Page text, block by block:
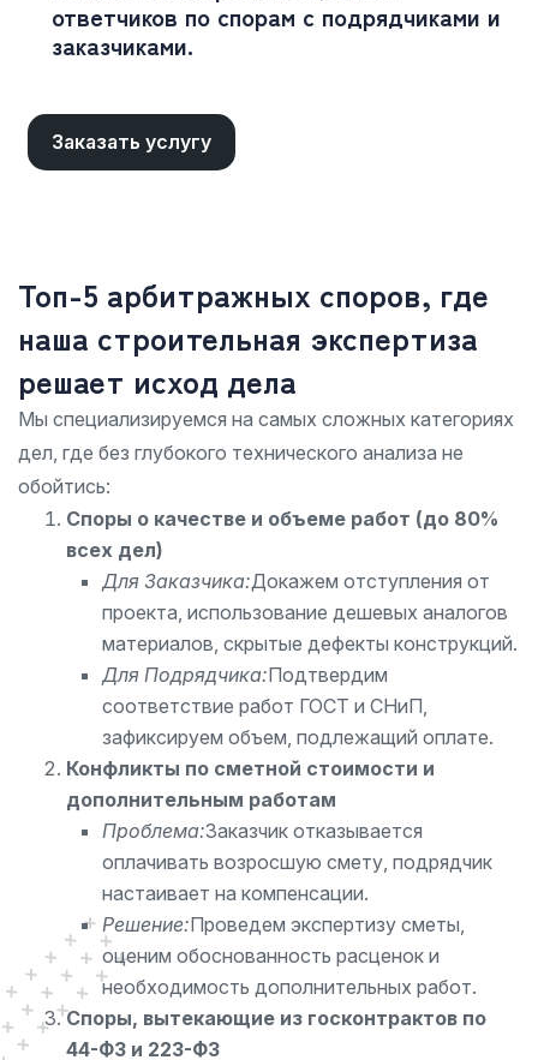
ответчиков по спорам с подрядчиками и
заказчиками.
Заказать услугу
Топ-5 арбитражных споров, где
наша строительная экспертиза
решает исход дела
Мы специализируемся на самых сложных категориях
дел, где без глубокого технического анализа не
обойтись:
Споры о качестве и объеме работ (до 80%
всех дел)
Для Заказчика:Докажем отступления от
проекта, использование дешевых аналогов
материалов, скрытые дефекты конструкций.
Для Подрядчика:Подтвердим
соответствие работ ГОСТ и СНиП,
зафиксируем объем, подлежащий оплате.
Конфликты по сметной стоимости и
дополнительным работам
Проблема:Заказчик отказывается
оплачивать возросшую смету, подрядчик
настаивает на компенсации.
Решение:Проведем экспертизу сметы,
оценим обоснованность расценок и
необходимость дополнительных работ.
Споры, вытекающие из госконтрактов по
44-ФЗ и 223-ФЗ